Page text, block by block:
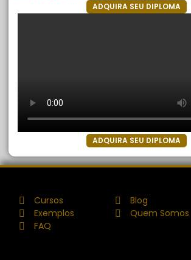
ADQUIRA SEU DIPLOMA
ADQUIRA SEU DIPLOMA
Cursos
Exemplos
FAQ
Blog
Quem Somos